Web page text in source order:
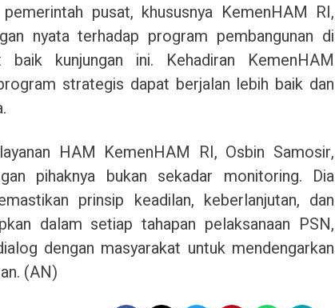
pusat, khususnya KemenHAM RI,
nyata terhadap program pembangunan di
baik kunjungan ini. Kehadiran KemenHAM
strategis dapat berjalan lebih baik dan
HAM KemenHAM RI, Osbin Samosir,
pihaknya bukan sekadar monitoring. Dia
prinsip keadilan, keberlanjutan, dan
dalam setiap tahapan pelaksanaan PSN,
dengan masyarakat untuk mendengarkan
(AN)